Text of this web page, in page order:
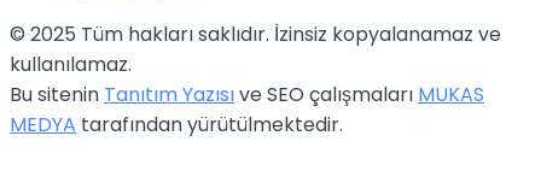
© 2025 Tüm hakları saklıdır. İzinsiz kopyalanamaz ve
kullanılamaz.
Bu sitenin Tanıtım Yazısıve SEO çalışmaları MUKAS
MEDYA tarafından yürütülmektedir.